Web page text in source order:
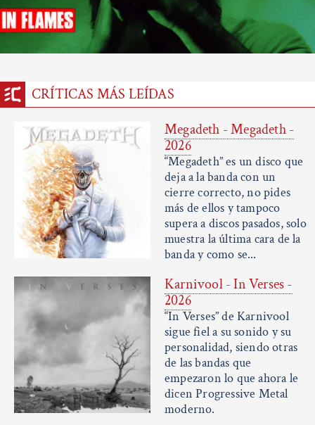
CRÍTICAS MÁS LEÍDAS
Megadeth - Megadeth -
2026
“Megadeth” es un disco que
deja a la banda con un
cierre correcto, no pides
más de ellos y tampoco
supera a discos pasados, solo
muestra la última cara de la
banda y como se...
Karnivool - In Verses -
2026
“In Verses” de Karnivool
sigue fiel a su sonido y su
personalidad, siendo otras
de las bandas que
empezaron lo que ahora le
dicen Progressive Metal
moderno.